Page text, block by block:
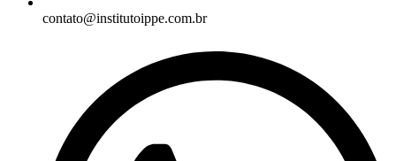
contato@institutoippe.com.br